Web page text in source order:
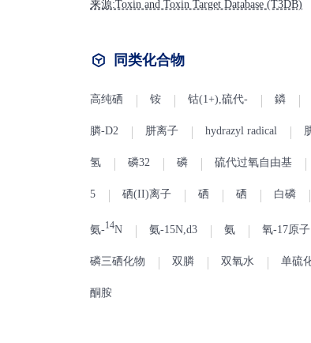
来源:Toxin and Toxin Target Database (T3DB)
同类化合物
高纯硒 铵 钴(1+),硫代- 鏻
膦-D2 肼离子 hydrazyl radical
氢 磷32 磷 硫代过氧自由基
5 硒(II)离子 硒 硒 白磷
氨-14N 氨-15N,d3 氨 氧-17原子
磷三硒化物 双膦 双氧水 单硫
酮胺